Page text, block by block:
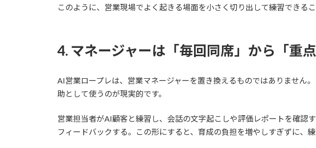
このように、営業現場でよく起きる場面を小さく切り出して練習できる
4. マネージャーは「毎回同席」から「重
AI営業ロープレは、営業マネージャーを置き換えるものではありません
助として使うのが現実的です。
営業担当者がAI顧客と練習し、会話の文字起こしや評価レポートを確認
フィードバックする。この形にすると、育成の負担を増やしすぎずに、